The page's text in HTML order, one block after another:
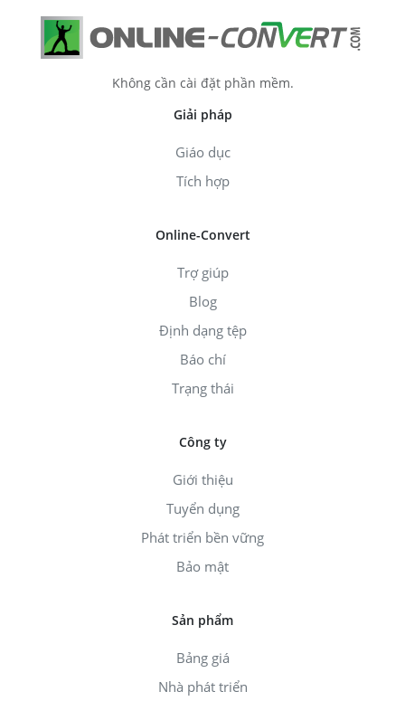
Không cần cài đặt phần mềm.
Giải pháp
Giáo dục
Tích hợp
Online-Convert
Trợ giúp
Blog
Định dạng tệp
Báo chí
Trạng thái
Công ty
Giới thiệu
Tuyển dụng
Phát triển bền vững
Bảo mật
Sản phẩm
Bảng giá
Nhà phát triển